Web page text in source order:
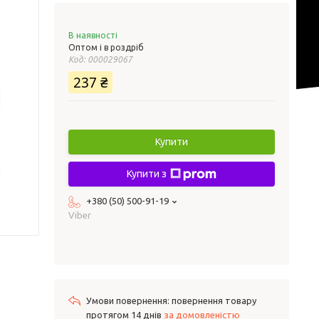
В наявності
Оптом і в роздріб
Код: 000029067
237 ₴
Купити
Купити з
+380 (50) 500-91-19
Viber
повернення товару
протягом 14 днів за домовленістю